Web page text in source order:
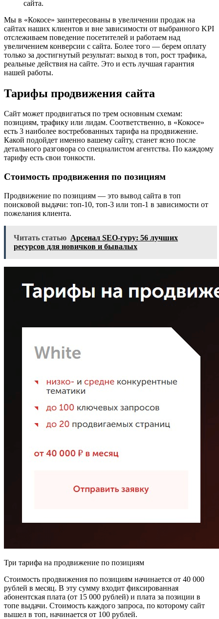
сайта.
Мы в «Кокосе» заинтересованы в увеличении продаж на
сайтах наших клиентов и вне зависимости от выбранного KPI
отслеживаем поведение посетителей и работаем над
увеличением конверсии с сайта. Более того — берем оплату
только за достигнутый результат: выход в топ, рост трафика,
реальные действия на сайте. Это и есть лучшая гарантия
нашей работы.
Тарифы продвижения сайта
Сайт может продвигаться по трем основным схемам:
позициям, трафику или лидам. Соответственно, в «Кокосе»
есть 3 наиболее востребованных тарифа на продвижение.
Какой подойдет именно вашему сайту, станет ясно после
детального разговора со специалистом агентства. По каждому
тарифу есть свои тонкости.
Стоимость продвижения по позициям
Продвижение по позициям — это вывод сайта в топ
поисковой выдачи: топ-10, топ-3 или топ-1 в зависимости от
пожелания клиента.
Читать статью Арсенал SEO-гуру: 56 лучших
ресурсов для новичков и бывалых
Три тарифа на продвижение по позициям
Стоимость продвижения по позициям начинается от 40 000
рублей в месяц. В эту сумму входит фиксированная
абонентская плата (от 15 000 рублей) и плата за позиции в
топе выдачи. Стоимость каждого запроса, по которому сайт
вышел в топ, начинается от 100 рублей.